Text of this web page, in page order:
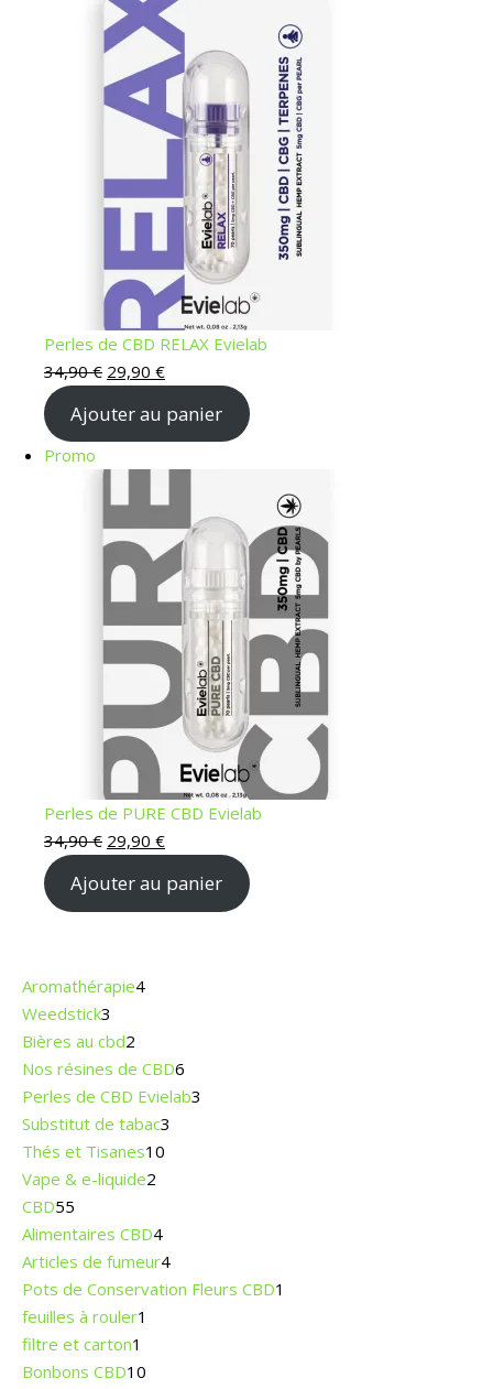
Perles de CBD RELAX Evielab
34,90€ 29,90 €
Ajouter au panier
Promo
Perles de PURE CBD Evielab
34,90€ 29,90 €
Ajouter au panier
Aromathérapie4
Weedstick3
Bières au cbd2
Nos résines de CBD6
Perles de CBD Evielab3
Substitut de tabac3
Thés et Tisanes10
Vape & e-liquide2
CBD55
Alimentaires CBD4
Articles de fumeur4
Pots de Conservation Fleurs CBD1
feuilles à rouler1
filtre et carton1
Bonbons CBD10